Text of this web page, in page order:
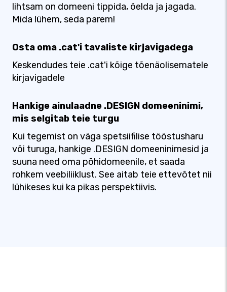
lihtsam on domeeni tippida, öelda ja jagada.
Mida lühem, seda parem!
Osta oma .cat'i tavaliste kirjavigadega
Keskendudes teie .cat'i kõige tõenäolisematele
kirjavigadele
Hankige ainulaadne .DESIGN domeeninimi,
mis selgitab teie turgu
Kui tegemist on väga spetsiifilise tööstusharu
või turuga, hankige .DESIGN domeeninimesid ja
suuna need oma põhidomeenile, et saada
rohkem veebiliiklust. See aitab teie ettevõtet nii
lühikeses kui ka pikas perspektiivis.